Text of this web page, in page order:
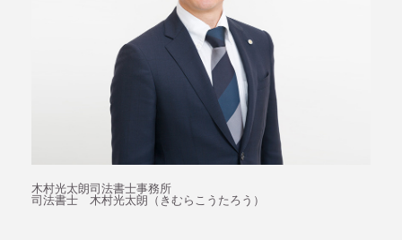
木村光太朗司法書士事務所
司法書士 木村光太朗（きむらこうたろう）